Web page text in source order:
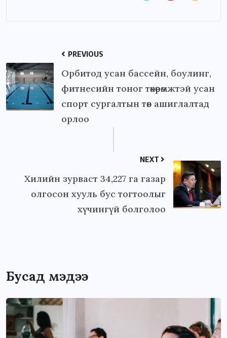
PREVIOUS
Орбитод усан бассейн, боулинг,
фитнесийн тоног төхөөрөмжтэй усан
спорт сургалтын төв ашиглалтад
орлоо
NEXT
Хилийн зурваст 34,227 га газар
олгосон хууль бус тогтоолыг
хүчингүй болголоо
Бусад мэдээ